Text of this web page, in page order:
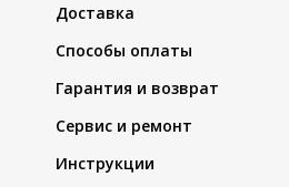
Доставка
Способы оплаты
Гарантия и возврат
Сервис и ремонт
Инструкции